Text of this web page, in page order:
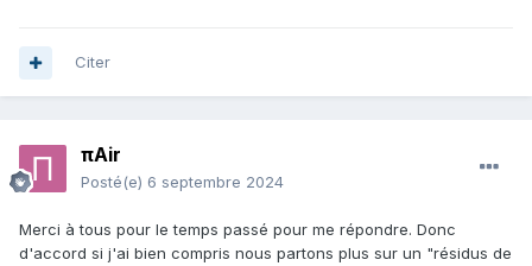
Citer
πAir
Posté(e) 6 septembre 2024
Merci à tous pour le temps passé pour me répondre. Donc
d'accord si j'ai bien compris nous partons plus sur un "résidus de